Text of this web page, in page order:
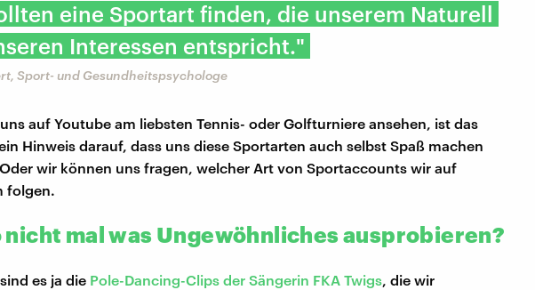
eine Sportart finden, die unserem Naturell
Interessen entspricht."
Sport- und Gesundheitspsychologe
auf Youtube am liebsten Tennis- oder Golfturniere ansehen, ist das
Hinweis darauf, dass uns diese Sportarten auch selbst Spaß machen
wir können uns fragen, welcher Art von Sportaccounts wir auf
folgen.
nicht mal was Ungewöhnliches ausprobieren?
es ja die Pole-Dancing-Clips der Sängerin FKA Twigs, die wir